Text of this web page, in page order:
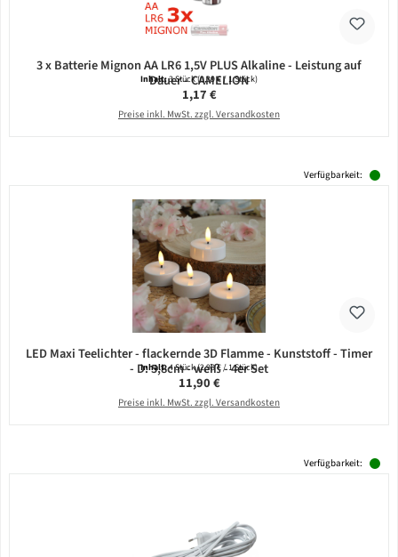
3 x Batterie Mignon AA LR6 1,5V PLUS Alkaline - Leistung auf
Dauer - CAMELION
Inhalt:3 Stück(0,39 € / 1 Stück)
Regulärer Preis:
1,17 €
Preise inkl. MwSt. zzgl. Versandkosten
Verfügbarkeit:
LED Maxi Teelichter - flackernde 3D Flamme - Kunststoff - Timer
- D: 5,8cm - weiß - 4er Set
Inhalt:4 Stück(2,98 € / 1 Stück)
Regulärer Preis:
11,90 €
Preise inkl. MwSt. zzgl. Versandkosten
Verfügbarkeit: